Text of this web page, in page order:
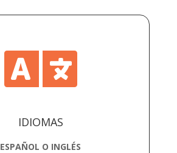

IDIOMAS
ESPAÑOL O INGLÉS